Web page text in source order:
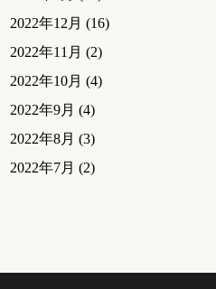
2022年12月 (16)
2022年11月 (2)
2022年10月 (4)
2022年9月 (4)
2022年8月 (3)
2022年7月 (2)